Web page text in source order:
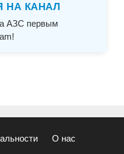
НА КАНАЛ
АЗС первым
О нас